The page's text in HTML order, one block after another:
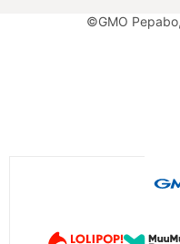
©GMO